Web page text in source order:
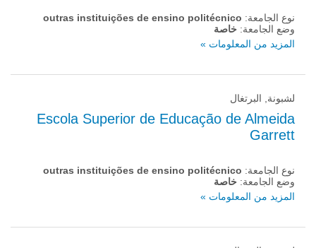
نوع الجامعة: outras instituições de ensino politécnico
وضع الجامعة: خاصة
المزيد من المعلومات »
لشبونة, البرتغال
Escola Superior de Educação de Almeida
Garrett
نوع الجامعة: outras instituições de ensino politécnico
وضع الجامعة: خاصة
المزيد من المعلومات »